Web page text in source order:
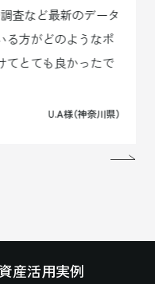
査など最新のデータ
る方がどのようなポ
てとても良かったで
U.A様（神奈川県）
産活用実例